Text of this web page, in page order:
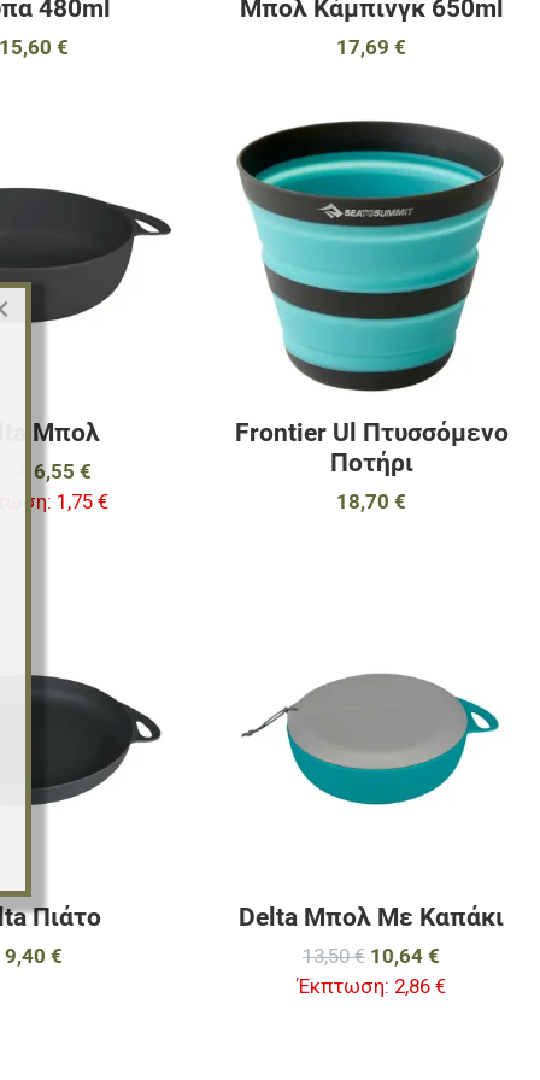
480ml
15,60 €
Μπολ Κάμπινγκ 650ml
17,69 €
Προσθήκη στα αγαπημένα
Προσθήκη για σύγκριση
Γρήγορη ματιά
Μπολ
6,55 €
1,75 €
Frontier Ul Πτυσσόμενο
Ποτήρι
18,70 €
Γρήγορη ματιά
Πιάτο
9,40 €
Delta Μπολ Με Καπάκι
13,50 € 10,64 €
Έκπτωση: 2,86 €